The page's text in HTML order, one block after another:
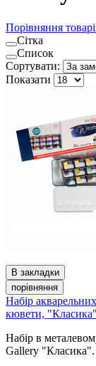
Порівняння
Сітка
Список
Сортувати:
Показати
В закладки
порівняння
Набір
кювети,
Набір в
Gallery "Класика".